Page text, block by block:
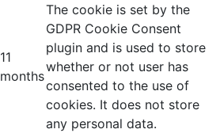
11
months
The cookie is set by the
GDPR Cookie Consent
plugin and is used to store
whether or not user has
consented to the use of
cookies. It does not store
any personal data.